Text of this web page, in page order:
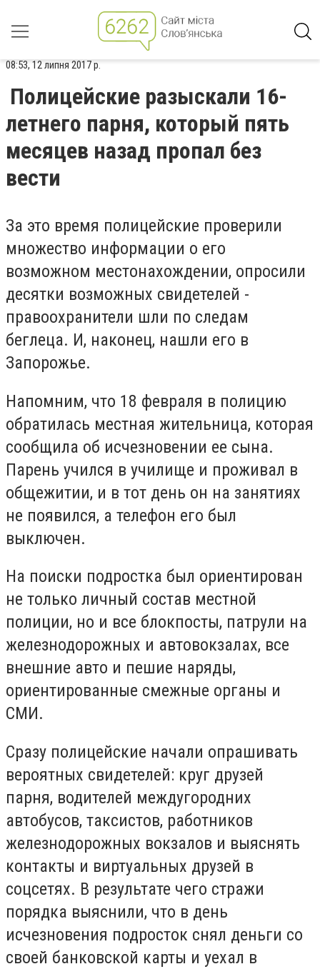
08:53, 12 липня 2017 р.
Полицейские разыскали 16-
летнего парня, который пять
месяцев назад пропал без
вести
За это время полицейские проверили
множество информации о его
возможном местонахождении, опросили
десятки возможных свидетелей -
правоохранители шли по следам
беглеца. И, наконец, нашли его в
Запорожье.
Напомним, что 18 февраля в полицию
обратилась местная жительница, которая
сообщила об исчезновении ее сына.
Парень учился в училище и проживал в
общежитии, и в тот день он на занятиях
не появился, а телефон его был
выключен.
На поиски подростка был ориентирован
не только личный состав местной
полиции, но и все блокпосты, патрули на
железнодорожных и автовокзалах, все
внешние авто и пешие наряды,
ориентированные смежные органы и
СМИ.
Сразу полицейские начали опрашивать
вероятных свидетелей: круг друзей
парня, водителей междугородних
автобусов, таксистов, работников
железнодорожных вокзалов и выяснять
контакты и виртуальных друзей в
соцсетях. В результате чего стражи
порядка выяснили, что в день
исчезновения подросток снял деньги со
своей банковской карты и уехал в